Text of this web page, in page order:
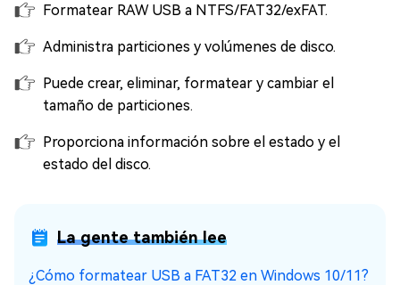
Formatear RAW USB a NTFS/FAT32/exFAT.
Administra particiones y volúmenes de disco.
Puede crear, eliminar, formatear y cambiar el
tamaño de particiones.
Proporciona información sobre el estado y el
estado del disco.
La gente también lee
¿Cómo formatear USB a FAT32 en Windows 10/11?